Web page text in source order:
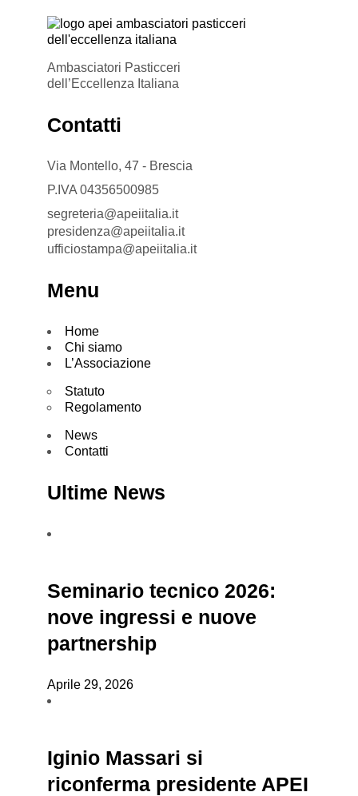
Ambasciatori Pasticceri
dell’Eccellenza Italiana
Contatti
Via Montello, 47 - Brescia
P.IVA 04356500985
segreteria@apeiitalia.it
presidenza@apeiitalia.it
ufficiostampa@apeiitalia.it
Menu
Home
Chi siamo
L’Associazione
Statuto
Regolamento
News
Contatti
Ultime News
Seminario tecnico 2026:
nove ingressi e nuove
partnership
Aprile 29, 2026
Iginio Massari si
riconferma presidente APEI